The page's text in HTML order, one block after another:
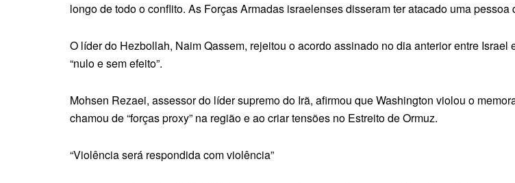
longo de todo o conflito. As Forças Armadas israelenses disseram ter atacado uma
O líder do Hezbollah, Naim Qassem, rejeitou o acordo assinado no dia anterior entre
“nulo e sem efeito”.
Mohsen Rezaei, assessor do líder supremo do Irã, afirmou que Washington violou o
chamou de “forças proxy” na região e ao criar tensões no Estreito de Ormuz.
“Violência será respondida com violência”